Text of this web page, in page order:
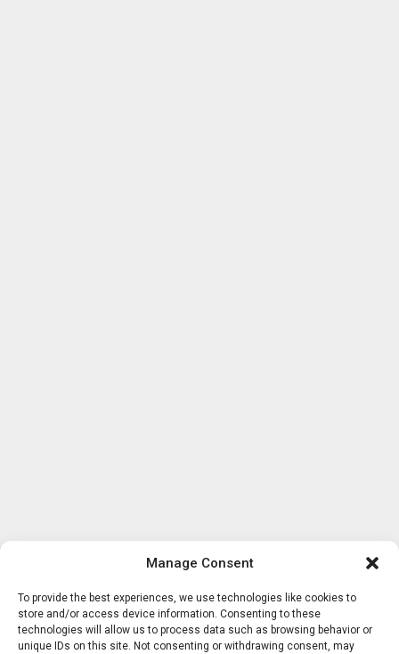
Manage Consent
To provide the best experiences, we use technologies like cookies to
store and/or access device information. Consenting to these
technologies will allow us to process data such as browsing behavior or
unique IDs on this site. Not consenting or withdrawing consent, may